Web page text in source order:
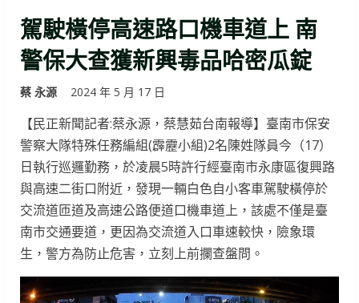
駕駛橫停高速路口機車道上 南
警保大查獲新興毒品哈密瓜錠
蔡 永源 2024 年 5 月 17 日
【民正新聞記者:蔡永源，蔡慧茹台南報導】臺南市保安
警察大隊特殊任務編組(霹靂小組)2名陳姓隊員今（17）
日執行巡邏勤務，於凌晨5時許行經臺南市永康區復興路
與高速二街口附近，發現一輛白色自小客車駕駛橫停於
交流道匝道及高速公路便道口機車道上，該處不僅是臺
南市交通要道，更因為交流道入口車速較快，險象環
生，警方為防止危害，立刻上前攔查盤問。